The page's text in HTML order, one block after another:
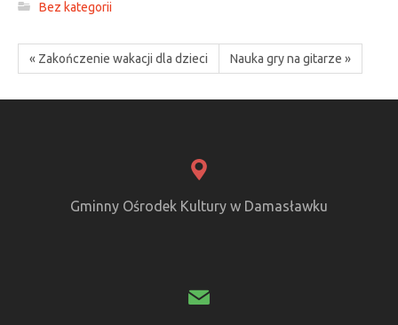
Bez kategorii
« Zakończenie wakacji dla dzieci Nauka gry na gitarze »
Gminny Ośrodek Kultury w Damasławku